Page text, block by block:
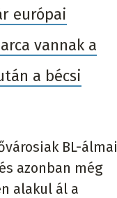
európai
vannak a
a bécsi
BL-álmai
azonban még
alakul ál a